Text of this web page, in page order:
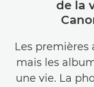
de la
Les premières
mais les
une vie. La